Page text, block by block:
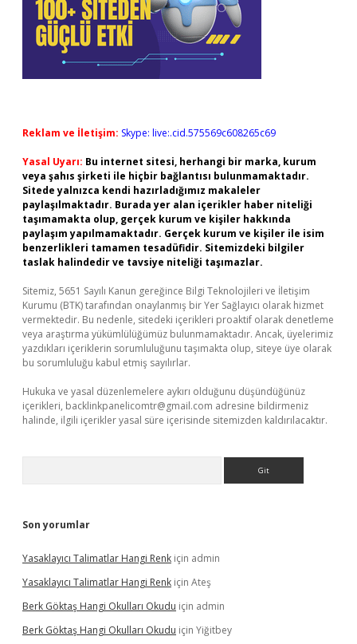
Reklam ve İletişim: Skype: live:.cid.575569c608265c69
Yasal Uyarı: Bu internet sitesi, herhangi bir marka, kurum
veya şahıs şirketi ile hiçbir bağlantısı bulunmamaktadır.
Sitede yalnızca kendi hazırladığımız makaleler
paylaşılmaktadır. Burada yer alan içerikler haber niteliği
taşımamakta olup, gerçek kurum ve kişiler hakkında
paylaşım yapılmamaktadır. Gerçek kurum ve kişiler ile isim
benzerlikleri tamamen tesadüfidir. Sitemizdeki bilgiler
taslak halindedir ve tavsiye niteliği taşımazlar.
Sitemiz, 5651 Sayılı Kanun gereğince Bilgi Teknolojileri ve İletişim
Kurumu (BTK) tarafından onaylanmış bir Yer Sağlayıcı olarak hizmet
vermektedir. Bu nedenle, sitedeki içerikleri proaktif olarak denetleme
veya araştırma yükümlülüğümüz bulunmamaktadır. Ancak, üyelerimiz
yazdıkları içeriklerin sorumluluğunu taşımakta olup, siteye üye olarak
bu sorumluluğu kabul etmiş sayılırlar.
Hukuka ve yasal düzenlemelere aykırı olduğunu düşündüğünüz
içerikleri, backlinkpanelicomtr@gmail.com adresine bildirmeniz
halinde, ilgili içerikler yasal süre içerisinde sitemizden kaldırılacaktır.
Son yorumlar
Yasaklayıcı Talimatlar Hangi Renk için admin
Yasaklayıcı Talimatlar Hangi Renk için Ateş
Berk Göktaş Hangi Okulları Okudu için admin
Berk Göktaş Hangi Okulları Okudu için Yiğitbey